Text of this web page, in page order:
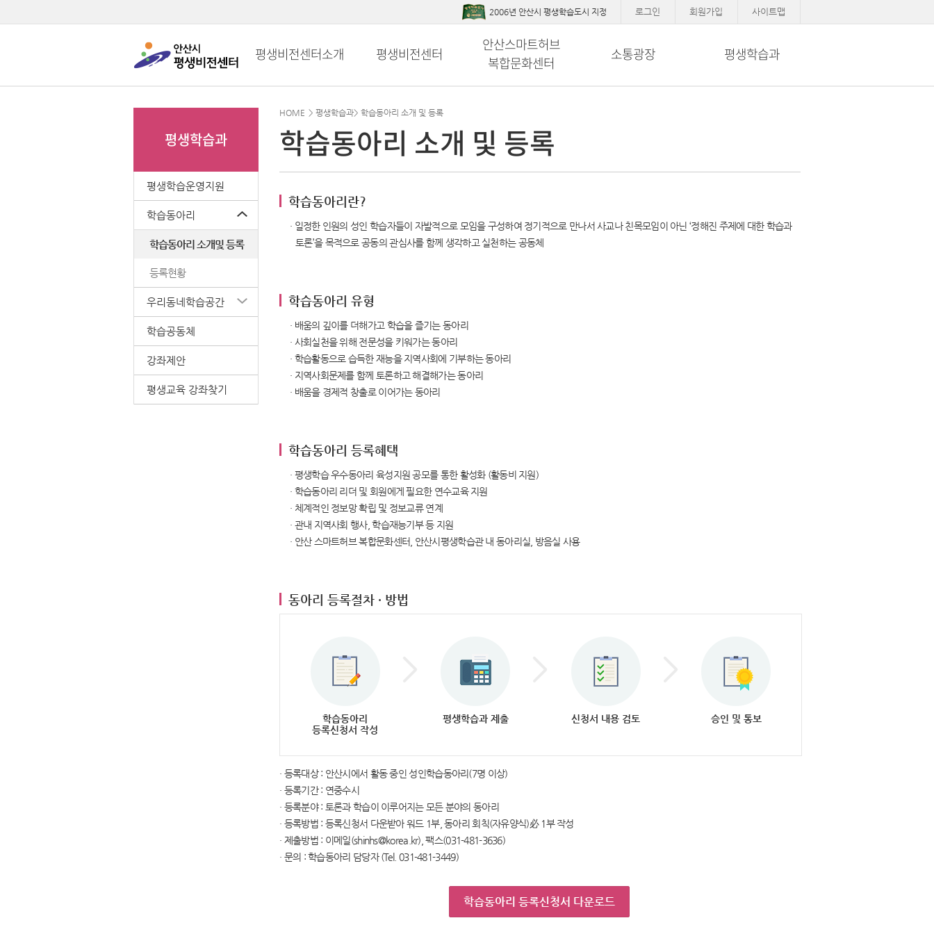
2006년 안산시 평생학습도시 지정 로그인 회원가입 사이트맵
평생비전센터소개 평생비전센터
안산스마트허브
복합문화센터
소통광장 평생학습과
평생학습과
평생학습운영지원
학습동아리 하위메뉴 펼치기
학습동아리 소개및 등록
등록현황
우리동네학습공간하위메뉴 펼치기
학습공동체
강좌제안
평생교육 강좌찾기
학습동아리 소개 및 등록
HOME > 평생학습과> 학습동아리 소개 및 등록
학습동아리란?
· 일정한 인원의 성인 학습자들이 자발적으로 모임을 구성하여 정기적으로 만나서 사교나 친목모임이 아닌 ‘정해진 주제에 대한 학습과
토론’을 목적으로 공동의 관심사를 함께 생각하고 실천하는 공동체
학습동아리 유형
· 배움의 깊이를 더해가고 학습을 즐기는 동아리
· 사회실천을 위해 전문성을 키워가는 동아리
· 학습활동으로 습득한 재능을 지역사회에 기부하는 동아리
· 지역사회문제를 함께 토론하고 해결해가는 동아리
· 배움을 경제적 창출로 이어가는 동아리
학습동아리 등록혜택
· 평생학습 우수동아리 육성지원 공모를 통한 활성화 (활동비 지원)
· 학습동아리 리더 및 회원에게 필요한 연수교육 지원
· 체계적인 정보망 확립 및 정보교류 연계
· 관내 지역사회 행사, 학습재능기부 등 지원
· 안산 스마트허브 복합문화센터, 안산시평생학습관 내 동아리실, 방음실 사용
동아리 등록절차 · 방법
학습동아리
등록신청서 작성
평생학습과 제출 신청서 내용 검토 승인 및 통보
· 등록대상 : 안산시에서 활동 중인 성인학습동아리(7명 이상)
· 등록기간 : 연중수시
· 등록분야 : 토론과 학습이 이루어지는 모든 분야의 동아리
· 등록방법 : 등록신청서 다운받아 워드 1부, 동아리 회칙(자유양식)必 1부 작성
· 제출방법 : 이메일(shinhs@korea.kr), 팩스(031-481-3636)
· 문의 : 학습동아리 담당자 (Tel. 031-481-3449)
학습동아리 등록신청서 다운로드